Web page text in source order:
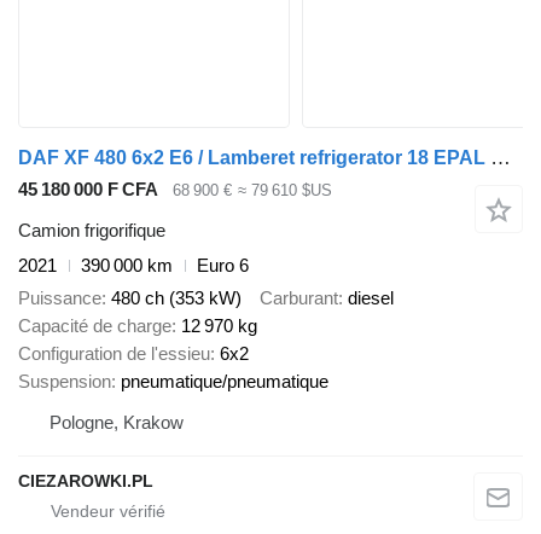
DAF XF 480 6x2 E6 / Lamberet refrigerator 18 EPAL Multitemperature /
45 180 000 F CFA 68 900 € ≈ 79 610 $US
Camion frigorifique
2021
390 000 km
Euro 6
Puissance 480 ch (353 kW) Carburant diesel
Capacité de charge 12 970 kg
Configuration de l'essieu 6x2
Suspension pneumatique/pneumatique
Pologne, Krakow
CIEZAROWKI.PL